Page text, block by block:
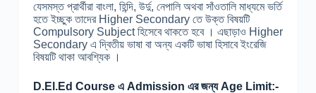
যেসমস্ত প্রার্থীরা বাংলা, হিন্দি, উর্দু, নেপালি অথবা সাঁওতালি মাধ্যমে ভর্তি
হতে ইচ্ছুক তাদের Higher Secondary তে উক্ত বিষয়টি
Compulsory Subject হিসেবে থাকতে হবে । এছাড়াও Higher
Secondary এ দ্বিতীয় ভাষা বা অন্য একটি ভাষা হিসাবে ইংরেজি
বিষয়টি থাকা আবশ্যিক ।
D.El.Ed Course এ Admission এর জন্য Age Limit:-